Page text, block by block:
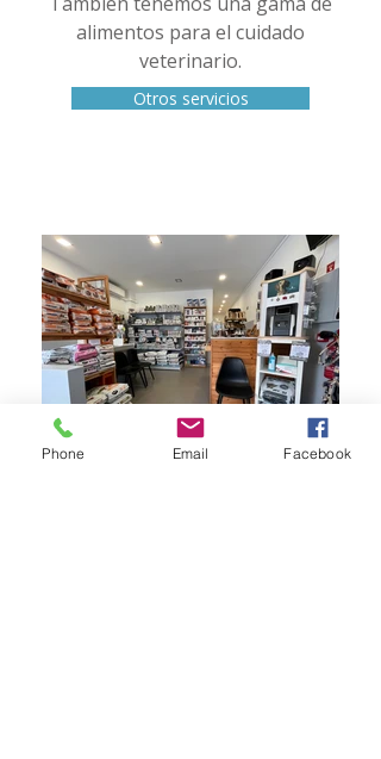
alimentos para el cuidado
veterinario.
Otros servicios
Phone Email Facebook